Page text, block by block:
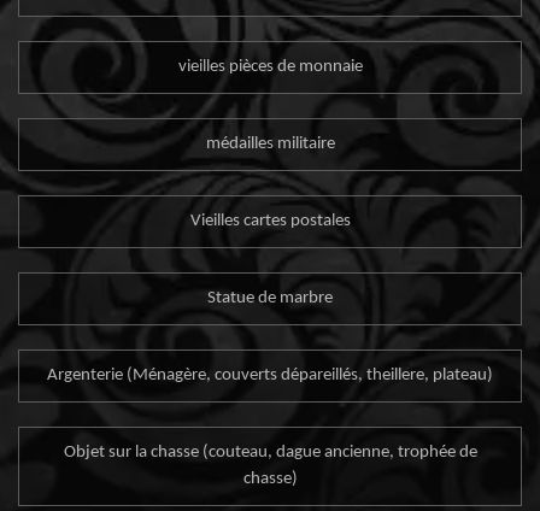
vieilles pièces de monnaie
médailles militaire
Vieilles cartes postales
Statue de marbre
Argenterie (Ménagère, couverts dépareillés, theillere, plateau)
Objet sur la chasse (couteau, dague ancienne, trophée de
chasse)